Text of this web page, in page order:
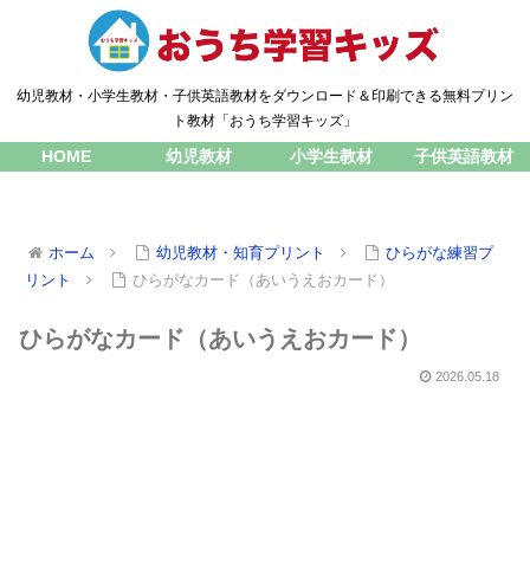
幼児教材・小学生教材・子供英語教材をダウンロード＆印刷できる無料プリン
ト教材「おうち学習キッズ」
HOME 幼児教材 小学生教材 子供英語教材
ホーム 幼児教材・知育プリント
ひらがな練習プ
リント
ひらがなカード（あいうえおカード）
ひらがなカード（あいうえおカード）
2026.05.18